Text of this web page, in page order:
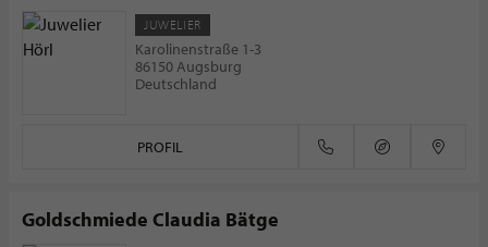
JUWELIER
Karolinenstraße 1-3
86150 Augsburg
Deutschland
PROFIL
Goldschmiede Claudia Bätge